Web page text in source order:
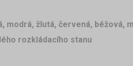
modrá, žlutá, červená, béžová,
rozkládacího stanu